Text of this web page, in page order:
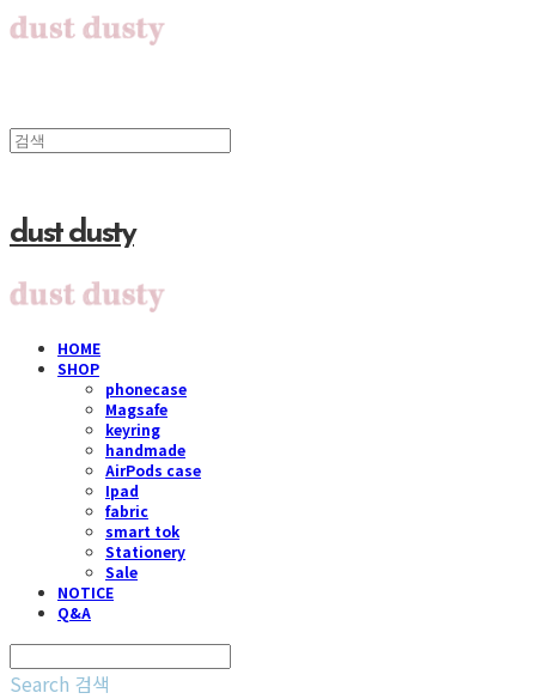
dust dusty
HOME
SHOP
phonecase
Magsafe
keyring
handmade
AirPods case
Ipad
fabric
smart tok
Stationery
Sale
NOTICE
Q&A
Search 검색